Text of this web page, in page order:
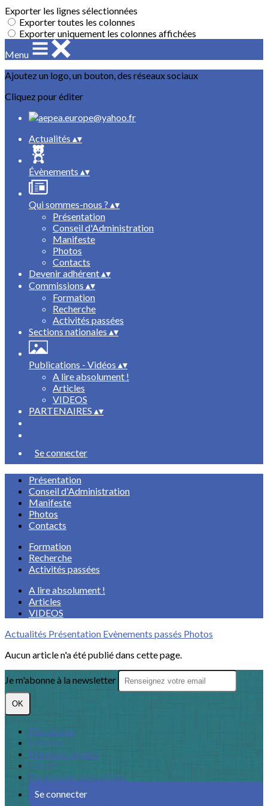
Exporter les lignes sélectionnées
Exporter toutes les colonnes
Exporter uniquement les colonnes affichées
Menu
Ajoutez un logo, un bouton, des réseaux sociaux
Cliquez pour éditer
Actualités ▴▾
Évènements ▴▾
Qui sommes-nous ? ▴▾
Présentation
Conseil d'Administration
Manifeste
Photos
Contacts
Devenir adhérent▴▾
Commissions ▴▾
Formation
Recherche
Activités passées
Sections nationales ▴▾
Publications - Vidéos ▴▾
A lire absolument !
Articles
VIDEOS
PARTENAIRES ▴▾
Se connecter
Présentation
Conseil d'Administration
Manifeste
Photos
Contacts
Formation
Recherche
Activités passées
A lire absolument !
Articles
VIDEOS
Actualités Présentation Evènements passés Photos
Aucun article n'a été publié dans cette page.
Je m'abonne à la newsletter
OK
Plan du site
Licences
Mentions légales
CGUV
Paramétrer vos cookies
Se connecter